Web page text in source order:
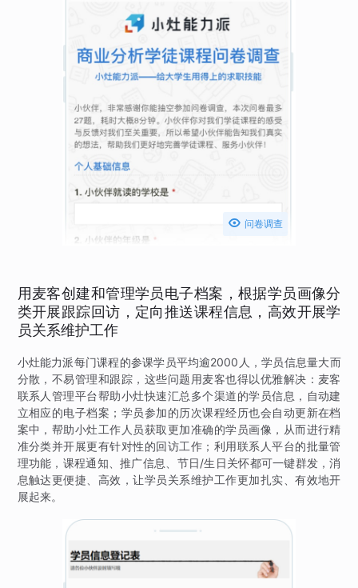
 问卷调查
用麦客创建和管理学员电子档案，根据学员画像分
类开展跟踪回访，定向推送课程信息，高效开展学
员关系维护工作
小灶能力派每门课程的参课学员平均逾2000人，学员信息量大而
分散，不易管理和跟踪，这些问题用麦客也得以优雅解决：麦客
联系人管理平台帮助小灶快速汇总多个渠道的学员信息，自动建
立相应的电子档案；学员参加的历次课程经历也会自动更新在档
案中，帮助小灶工作人员获取更加准确的学员画像，从而进行精
准分类并开展更有针对性的回访工作；利用联系人平台的批量管
理功能，课程通知、推广信息、节日/生日关怀都可一键群发，消
息触达更便捷、高效，让学员关系维护工作更加扎实、有效地开
展起来。